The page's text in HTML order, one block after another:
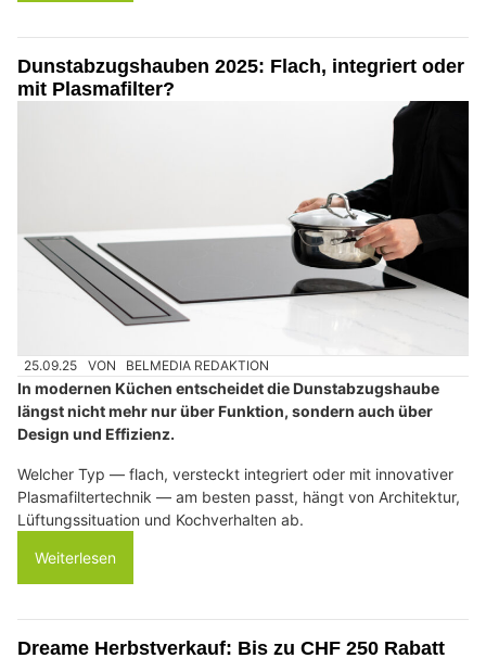
Dunstabzugshauben 2025: Flach, integriert oder
mit Plasmafilter?
25.09.25 VON BELMEDIA REDAKTION
In modernen Küchen entscheidet die Dunstabzugshaube
längst nicht mehr nur über Funktion, sondern auch über
Design und Effizienz.
Welcher Typ — flach, versteckt integriert oder mit innovativer
Plasmafiltertechnik — am besten passt, hängt von Architektur,
Lüftungssituation und Kochverhalten ab.
Weiterlesen
Dreame Herbstverkauf: Bis zu CHF 250 Rabatt